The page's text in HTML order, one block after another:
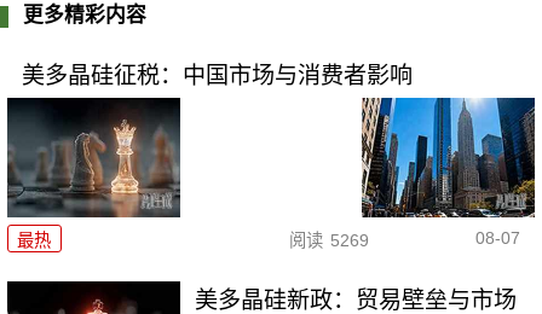
更多精彩内容
美多晶硅征税：中国市场与消费者影响
最热 阅读 5269 08-07
美多晶硅新政：贸易壁垒与市场